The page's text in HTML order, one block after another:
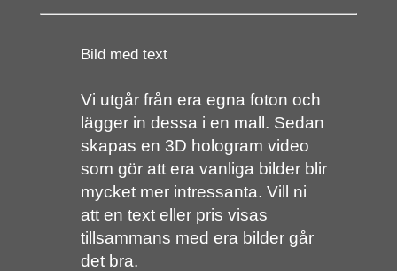
Bild med text
Vi utgår från era egna foton och
lägger in dessa i en mall. Sedan
skapas en 3D hologram video
som gör att era vanliga bilder blir
mycket mer intressanta. Vill ni
att en text eller pris visas
tillsammans med era bilder går
det bra.